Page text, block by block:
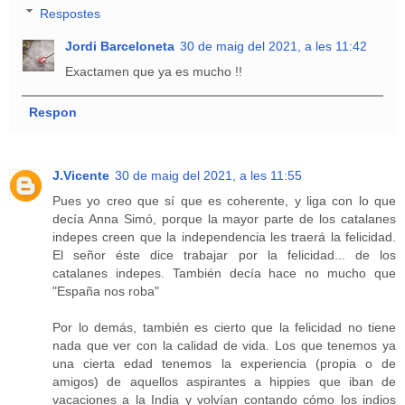
Respostes
Jordi Barceloneta 30 de maig del 2021, a les 11:42
Exactamen que ya es mucho !!
Respon
J.Vicente 30 de maig del 2021, a les 11:55
Pues yo creo que sí que es coherente, y liga con lo que
decía Anna Simó, porque la mayor parte de los catalanes
indepes creen que la independencia les traerá la felicidad.
El señor éste dice trabajar por la felicidad... de los
catalanes indepes. También decía hace no mucho que
"España nos roba"
Por lo demás, también es cierto que la felicidad no tiene
nada que ver con la calidad de vida. Los que tenemos ya
una cierta edad tenemos la experiencia (propia o de
amigos) de aquellos aspirantes a hippies que iban de
vacaciones a la India y volvían contando cómo los indios